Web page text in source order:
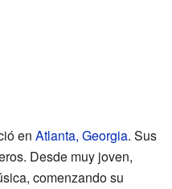
en Atlanta, Georgia. Sus
Desde muy joven,
comenzando su